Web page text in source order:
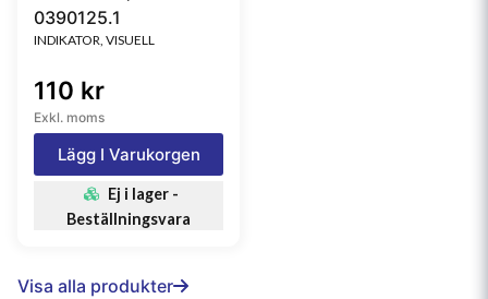
0390125.1
INDIKATOR, VISUELL
110 kr
Exkl. moms
Lägg I Varukorgen
Ej i lager -
Beställningsvara
Visa alla produkter